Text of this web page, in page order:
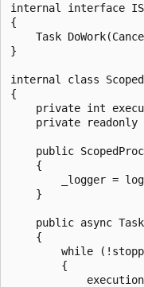
internal interface
{
Task
}
internal class
{
private int
private readonly
public
    {
_logger =
    }
public async
    {
while
        {